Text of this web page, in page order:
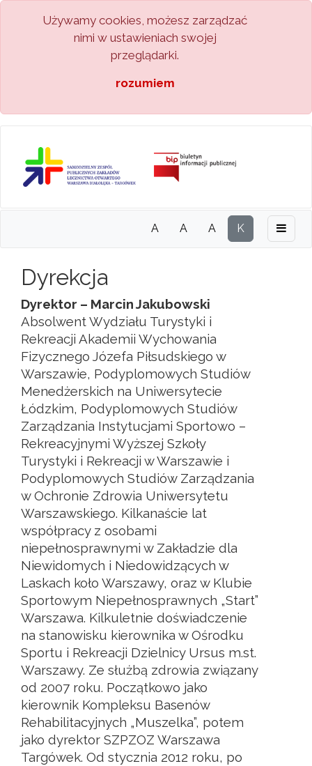
Używamy cookies, możesz zarządzać
nimi w ustawieniach swojej
przeglądarki.
rozumiem
A A A K
Dyrekcja
Dyrektor – Marcin Jakubowski
Absolwent Wydziału Turystyki i
Rekreacji Akademii Wychowania
Fizycznego Józefa Piłsudskiego w
Warszawie, Podyplomowych Studiów
Menedżerskich na Uniwersytecie
Łódzkim, Podyplomowych Studiów
Zarządzania Instytucjami Sportowo –
Rekreacyjnymi Wyższej Szkoły
Turystyki i Rekreacji w Warszawie i
Podyplomowych Studiów Zarządzania
w Ochronie Zdrowia Uniwersytetu
Warszawskiego. Kilkanaście lat
współpracy z osobami
niepełnosprawnymi w Zakładzie dla
Niewidomych i Niedowidzących w
Laskach koło Warszawy, oraz w Klubie
Sportowym Niepełnosprawnych „Start”
Warszawa. Kilkuletnie doświadczenie
na stanowisku kierownika w Ośrodku
Sportu i Rekreacji Dzielnicy Ursus m.st.
Warszawy. Ze służbą zdrowia związany
od 2007 roku. Początkowo jako
kierownik Kompleksu Basenów
Rehabilitacyjnych „Muszelka”, potem
jako dyrektor SZPZOZ Warszawa
Targówek. Od stycznia 2012 roku, po